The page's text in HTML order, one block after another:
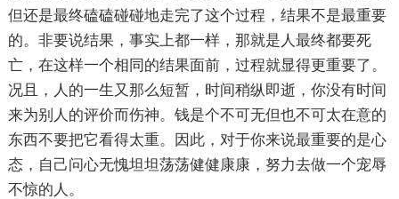
但还是最终磕磕碰碰地走完了这个过程，结果不是最重要
的。非要说结果，事实上都一样，那就是人最终都要死
亡，在这样一个相同的结果面前，过程就显得更重要了。
况且，人的一生又那么短暂，时间稍纵即逝，你没有时间
来为别人的评价而伤神。钱是个不可无但也不可太在意的
东西不要把它看得太重。因此，对于你来说最重要的是心
态，自己问心无愧坦坦荡荡健健康康，努力去做一个宠辱
不惊的人。